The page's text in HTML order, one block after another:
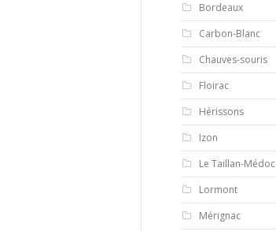
Bordeaux
Carbon-Blanc
Chauves-souris
Floirac
Hérissons
Izon
Le Taillan-Médoc
Lormont
Mérignac